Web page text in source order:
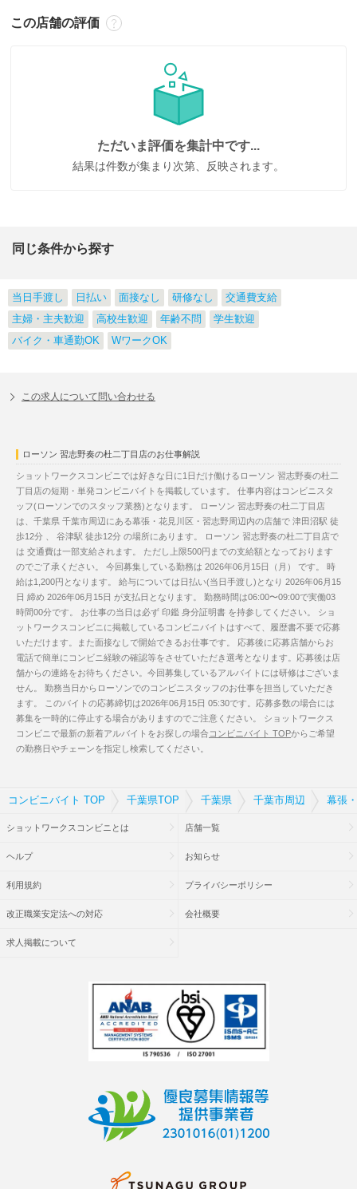
この店舗の評価
ただいま評価を集計中です...
結果は件数が集まり次第、反映されます。
同じ条件から探す
当日手渡し 日払い 面接なし 研修なし
交通費支給
主婦・主夫歓迎
高校生歓迎 年齢不問
学生歓迎
バイク・車通勤OK
WワークOK
この求人について問い合わせる
ローソン 習志野奏の杜二丁目店のお仕事解説
ショットワークスコンビニでは好きな日に1日だけ働けるローソン 習志野奏の杜二
丁目店の短期・単発コンビニバイトを掲載しています。 仕事内容はコンビニスタ
ッフ(ローソンでのスタッフ業務)となります。 ローソン 習志野奏の杜二丁目店
は、千葉県 千葉市周辺にある幕張・花見川区・習志野周辺内の店舗で 津田沼駅 徒
歩12分 、 谷津駅 徒歩12分 の場所にあります。 ローソン 習志野奏の杜二丁目店で
は 交通費は一部支給されます。 ただし上限500円までの支給額となっております
のでご了承ください。 今回募集している勤務は 2026年06月15日（月） です。 時
給は1,200円となります。 給与については日払い(当日手渡し)となり 2026年06月15
日 締め 2026年06月15日 が支払日となります。 勤務時間は06:00〜09:00で実働03
時間00分です。 お仕事の当日は必ず 印鑑 身分証明書 を持参してください。 ショ
ットワークスコンビニに掲載しているコンビニバイトはすべて、履歴書不要で応募
いただけます。また面接なしで開始できるお仕事です。 応募後に応募店舗からお
電話で簡単にコンビニ経験の確認等をさせていただき選考となります。応募後は店
舗からの連絡をお待ちください。今回募集しているアルバイトには研修はございま
せん。 勤務当日からローソンでのコンビニスタッフのお仕事を担当していただき
ます。 このバイトの応募締切は2026年06月15日 05:30です。応募多数の場合には
募集を一時的に停止する場合がありますのでご注意ください。 ショットワークス
コンビニで最新の新着アルバイトをお探しの場合コンビニバイト TOPからご希望
の勤務日やチェーンを指定し検索してください。
コンビニバイト TOP 千葉県TOP 千葉県 千葉市周辺 幕張
ショットワークスコンビニとは 店舗一覧
ヘルプ お知らせ
利用規約 プライバシーポリシー
改正職業安定法への対応 会社概要
求人掲載について